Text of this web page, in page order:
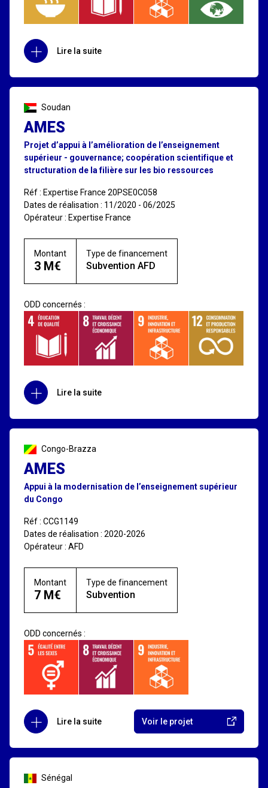
Lire la suite
Soudan
AMES
Projet d’appui à l’amélioration de l’enseignement
supérieur - gouvernance; coopération scientifique et
structuration de la filière sur les bio ressources
Réf : Expertise France 20PSE0C058
Dates de réalisation : 11/2020 - 06/2025
Opérateur : Expertise France
Montant
3 M€
Type de financement
Subvention AFD
ODD concernés :
Lire la suite
Congo-Brazza
AMES
Appui à la modernisation de l’enseignement supérieur
du Congo
Réf : CCG1149
Dates de réalisation : 2020-2026
Opérateur : AFD
Montant
7 M€
Type de financement
Subvention
ODD concernés :
Lire la suite Voir le projet
Sénégal